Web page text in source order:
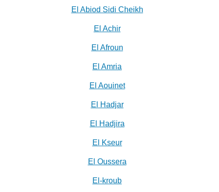
El Abiod Sidi Cheikh
El Achir
El Afroun
El Amria
El Aouinet
El Hadjar
El Hadjira
El Kseur
El Oussera
El-kroub